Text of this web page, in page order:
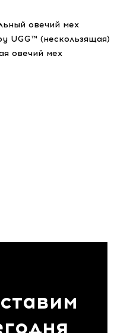
овечий мех
UGG™ (нескользящая)
овечий мех